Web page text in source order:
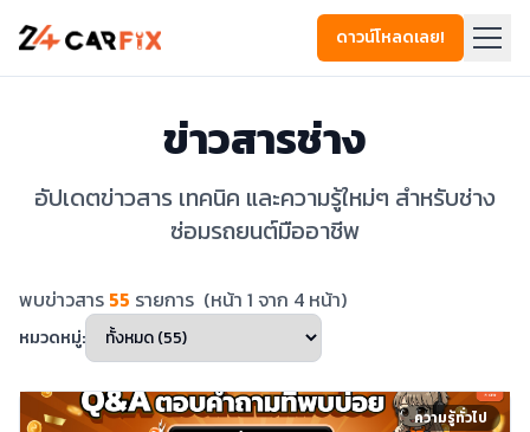
ดาวน์โหลดเลย!
ข่าวสารช่าง
อัปเดตข่าวสาร เทคนิค และความรู้ใหม่ๆ สำหรับช่าง
ซ่อมรถยนต์มืออาชีพ
พบข่าวสาร 55 รายการ (หน้า 1 จาก 4 หน้า)
หมวดหมู่:
ความรู้ทั่วไป